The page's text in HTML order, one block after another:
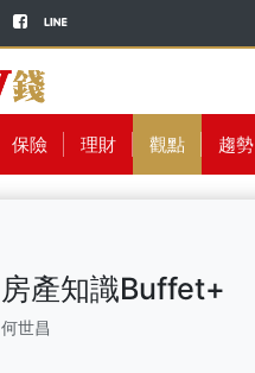
保險 理財 觀點 趨勢
房產知識Buffet+
何世昌